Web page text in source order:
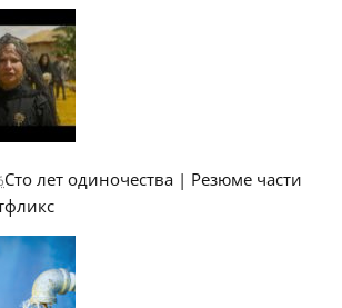
Сто лет одиночества | Резюме части